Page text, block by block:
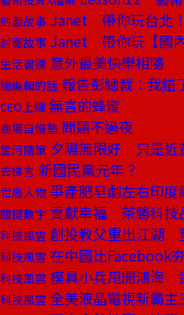
封面故事 Janet 帶你玩台北！
封面故事 Janet 帶你玩【國內
生活書摘 意外最美快樂相隨
總編輯的話 報告彭總裁：我錯
CEO上線 無言的蜂蜜
商場自慢塾 問題不過夜
星河隨筆 夕陽無限好 只是近
去梯言 新國民黨元年？
世局人物 爭產肥皂劇左右印度
關鍵數字 貢獻幸福 茶勝科技
科技風雲 創投教父重出江湖
科技風雲 在中國比Facebook
科技風雲 模具小兵甩開鴻海
科技風雲 全美液晶電視新霸